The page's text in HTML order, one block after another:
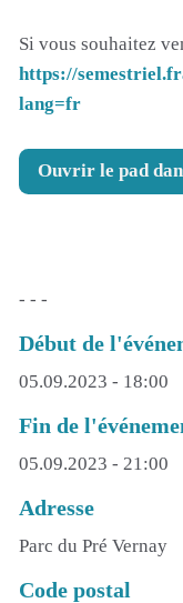
Si vous souhaitez
https://
lang=fr
Ouvrir le pad
- - -
Début de
05.09.2023 - 18:00
Fin de
05.09.2023 - 21:00
Adresse
Parc du Pré Vernay
Code postal